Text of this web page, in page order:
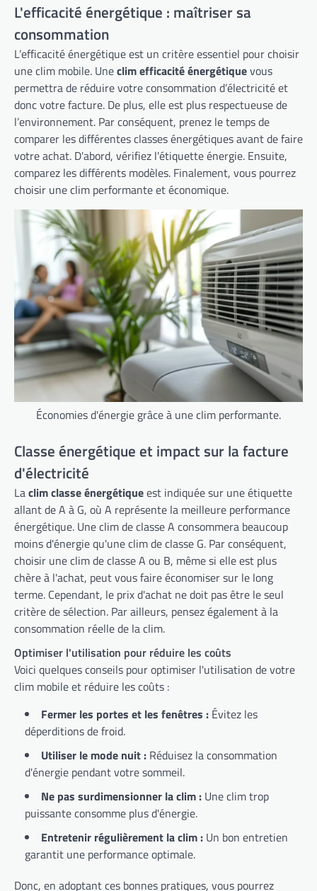
L'efficacité énergétique : maîtriser sa
consommation
L’efficacité énergétique est un critère essentiel pour choisir
une clim mobile. Uneclim efficacité énergétiquevous
permettra de réduire votre consommation d’électricité et
donc votre facture. De plus, elle est plus respectueuse de
l’environnement. Par conséquent, prenez le temps de
comparer les différentes classes énergétiques avant de faire
votre achat. D'abord, vérifiez l'étiquette énergie. Ensuite,
comparez les différents modèles. Finalement, vous pourrez
choisir une clim performante et économique.
Économies d'énergie grâce à une clim performante.
Classe énergétique et impact sur la facture
d'électricité
Laclim classe énergétiqueest indiquée sur une étiquette
allant de A à G, où A représente la meilleure performance
énergétique. Une clim de classe A consommera beaucoup
moins d'énergie qu'une clim de classe G. Par conséquent,
choisir une clim de classe A ou B, même si elle est plus
chère à l'achat, peut vous faire économiser sur le long
terme. Cependant, le prix d'achat ne doit pas être le seul
critère de sélection. Par ailleurs, pensez également à la
consommation réelle de la clim.
Optimiser l'utilisation pour réduire les coûts
Voici quelques conseils pour optimiser l'utilisation de votre
clim mobile et réduire les coûts :
Fermer les portes et les fenêtres : Évitez les
déperditions de froid.
Utiliser le mode nuit : Réduisez la consommation
d'énergie pendant votre sommeil.
Ne pas surdimensionner la clim : Une clim trop
puissante consomme plus d'énergie.
Entretenir régulièrement la clim : Un bon entretien
garantit une performance optimale.
Donc, en adoptant ces bonnes pratiques, vous pourrez